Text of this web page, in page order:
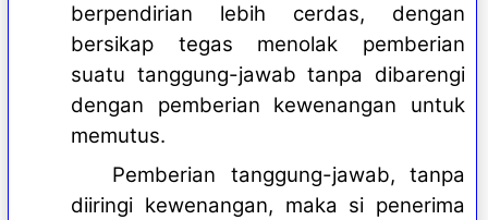
berpendirian lebih cerdas, dengan
bersikap tegas menolak pemberian
suatu tanggung-jawab tanpa dibarengi
dengan pemberian kewenangan untuk
memutus.
Pemberian tanggung-jawab, tanpa
diiringi kewenangan, maka si penerima